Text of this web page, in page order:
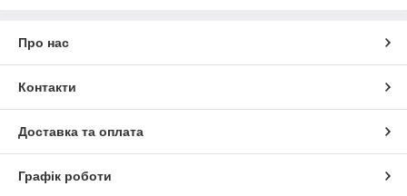
Про нас
Контакти
Доставка та оплата
Графік роботи